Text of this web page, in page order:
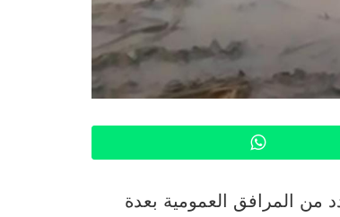
من المرافق العمومية بعدة